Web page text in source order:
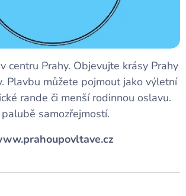
centru Prahy. Objevujte krásy Prahy
Plavbu můžete pojmout jako výletní
rande či menší rodinnou oslavu.
samozřejmostí.